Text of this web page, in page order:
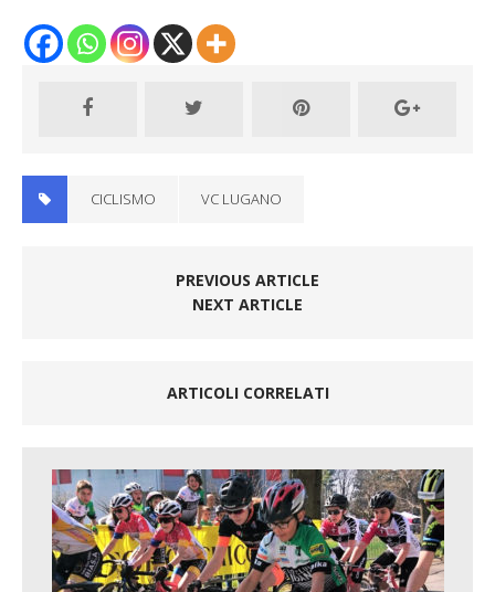
CICLISMO VC LUGANO
PREVIOUS ARTICLE
NEXT ARTICLE
ARTICOLI CORRELATI